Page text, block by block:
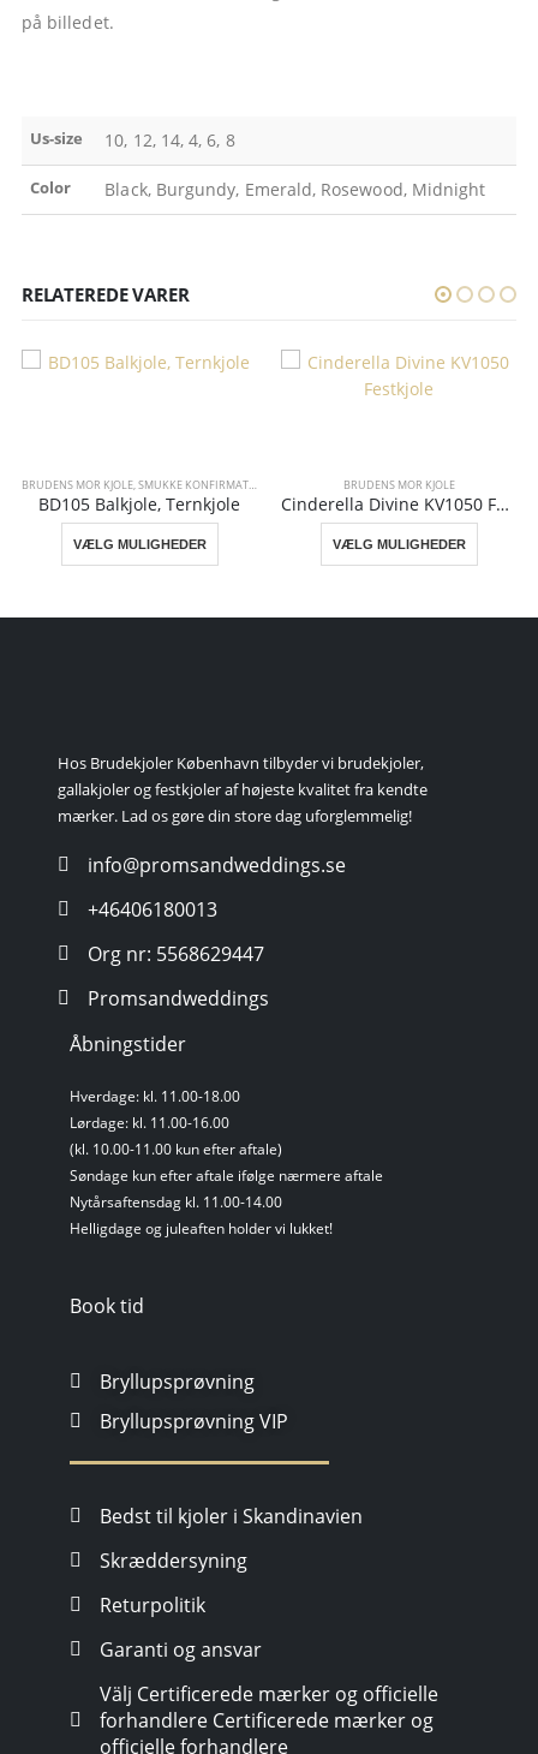
på billedet.
Us-size 10, 12, 14, 4, 6, 8
Color Black, Burgundy, Emerald, Rosewood, Midnight
RELATEREDE VARER
BRUDENS MOR KJOLE,SMUKKE KONFIRMATIONSKJOLER
BD105 Balkjole, Ternkjole
VÆLG MULIGHEDER
BRUDENS MOR KJOLE
Cinderella Divine KV1050 Festkjole
VÆLG MULIGHEDER
Hos Brudekjoler København tilbyder vi brudekjoler,
gallakjoler og festkjoler af højeste kvalitet fra kendte
mærker. Lad os gøre din store dag uforglemmelig!
info@promsandweddings.se
+46406180013
Org nr: 5568629447
Promsandweddings
Åbningstider
Hverdage: kl. 11.00-18.00
Lørdage: kl. 11.00-16.00
(kl. 10.00-11.00 kun efter aftale)
Søndage kun efter aftale ifølge nærmere aftale
Nytårsaftensdag kl. 11.00-14.00
Helligdage og juleaften holder vi lukket!
Book tid
Bryllupsprøvning
Bryllupsprøvning VIP
Bedst til kjoler i Skandinavien
Skræddersyning
Returpolitik
Garanti og ansvar
Välj Certificerede mærker og officielle
forhandlere Certificerede mærker og
officielle forhandlere